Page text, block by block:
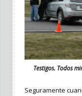
Testigos. Todos
Seguramente